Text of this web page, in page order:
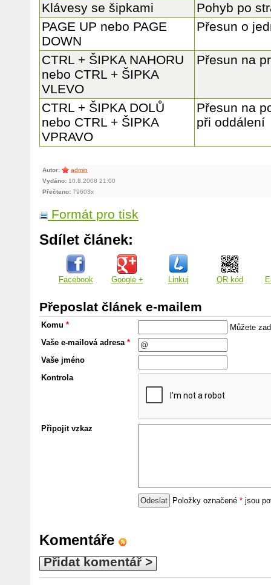
Klávesy se šipkami
Pohyb po
PAGE UP nebo PAGE
DOWN
Přesun o
CTRL + ŠIPKA NAHORU
nebo CTRL + ŠIPKA
VLEVO
Přesun na
CTRL + ŠIPKA DOLŮ
nebo CTRL + ŠIPKA
VPRAVO
Přesun na
při oddálení
Autor:
admin
Vydáno: 10.8.2008 21:00
Přečteno: 79603x
Formát pro tisk
Sdílet článek:
Facebook Google + Linkuj QR kód
Přeposlat článek e-mailem
Komu *
Můžete
Vaše e-mailová adresa *
Vaše jméno
Kontrola
Připojit vzkaz
Položky označené * jsou
Komentáře
Přidat komentář >